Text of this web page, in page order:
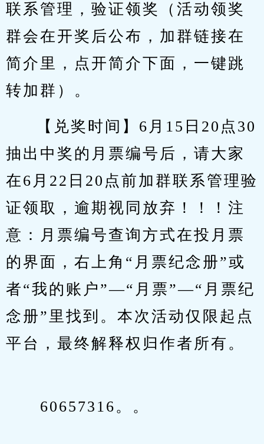
联系管理，验证领奖（活动领奖
群会在开奖后公布，加群链接在
简介里，点开简介下面，一键跳
转加群）。
【兑奖时间】6月15日20点30
抽出中奖的月票编号后，请大家
在6月22日20点前加群联系管理验
证领取，逾期视同放弃！！！注
意：月票编号查询方式在投月票
的界面，右上角“月票纪念册”或
者“我的账户”—“月票”—“月票纪
念册”里找到。本次活动仅限起点
平台，最终解释权归作者所有。
60657316。。